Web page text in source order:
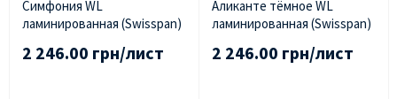
Симфония WL
ламинированная (Swisspan)
2 246.00 грн/лист
Аликанте тёмное WL
ламинированная (Swisspan)
2 246.00 грн/лист